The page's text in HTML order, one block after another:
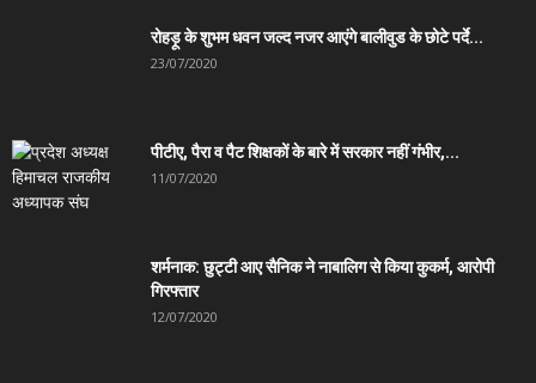
रोहड़ू के शुभम धवन जल्द नजर आएंगे बालीवुड के छोटे पर्दे...
23/07/2020
पीटीए, पैरा व पैट शिक्षकों के बारे में सरकार नहीं गंभीर,...
11/07/2020
शर्मनाक: छुट्टी आए सैनिक ने नाबालिग से किया कुकर्म, आरोपी
गिरफ्तार
12/07/2020